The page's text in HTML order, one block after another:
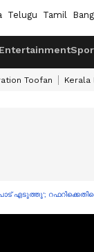
Telugu Tamil
Entertainment
Toofan Kerala
എടുത്തു';